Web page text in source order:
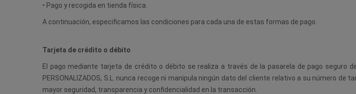
• Pago y recogida en tienda física.
A continuación, especificamos las condiciones para cada una de estas formas de pago.
Tarjeta de crédito o débito
El pago mediante tarjeta de crédito o débito se realiza a través de la pasarela de pago seguro
PERSONALIZADOS, S.L. nunca recoge ni manipula ningún dato del cliente relativo a su número
mayor seguridad, transparencia y confidencialidad en la transacción.